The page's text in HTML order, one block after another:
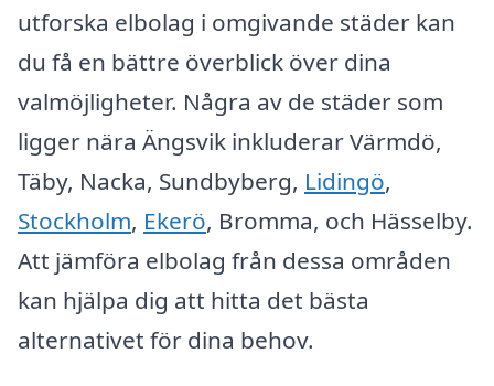
utforska elbolag i omgivande städer kan
du få en bättre överblick över dina
valmöjligheter. Några av de städer som
ligger nära Ängsvik inkluderar Värmdö,
Täby, Nacka, Sundbyberg, Lidingö,
Stockholm, Ekerö, Bromma, och Hässelby.
Att jämföra elbolag från dessa områden
kan hjälpa dig att hitta det bästa
alternativet för dina behov.